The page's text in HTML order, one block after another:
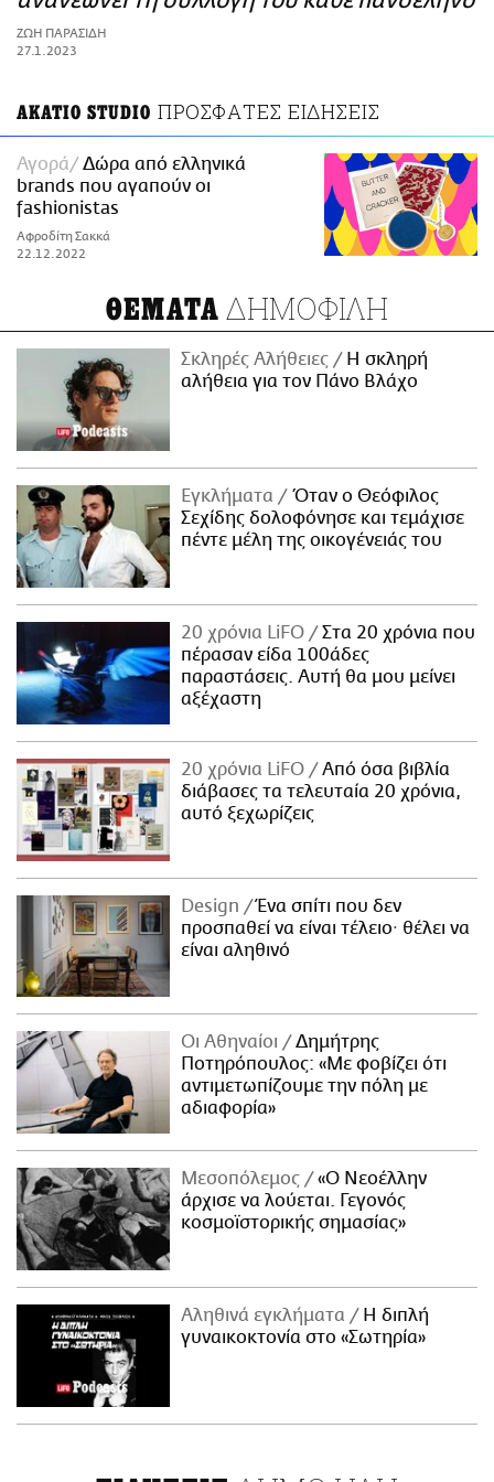
ΑΜΠΑ
PRINT
ΖΩΗ ΠΑΡΑΣΙΔΗ
27.1.2023
AKATIO STUDIO ΠΡΟΣΦΑΤΕΣ ΕΙΔΗΣΕΙΣ
Αγορά
Δώρα από ελληνικά
brands που αγαπούν οι
fashionistas
Αφροδίτη Σακκά
22.12.2022
ΘΕΜΑΤΑ ΔΗΜΟΦΙΛΗ
Σκληρές Αλήθειες
H σκληρή
αλήθεια για τον Πάνο Βλάχο
Εγκλήματα
Όταν ο Θεόφιλος
Σεχίδης δολοφόνησε και τεμάχισε
πέντε μέλη της οικογένειάς του
20 χρόνια LiFO
Στα 20 χρόνια που
πέρασαν είδα 100άδες
παραστάσεις. Αυτή θα μου μείνει
αξέχαστη
20 χρόνια LiFO
Από όσα βιβλία
διάβασες τα τελευταία 20 χρόνια,
αυτό ξεχωρίζεις
Design
Ένα σπίτι που δεν
προσπαθεί να είναι τέλειο· θέλει να
είναι αληθινό
Οι Αθηναίοι
Δημήτρης
Ποτηρόπουλος: «Με φοβίζει ότι
αντιμετωπίζουμε την πόλη με
αδιαφορία»
Μεσοπόλεμος
«Ο Νεοέλλην
άρχισε να λούεται. Γεγονός
κοσμοϊστορικής σημασίας»
Αληθινά εγκλήματα
Η διπλή
γυναικοκτονία στο «Σωτηρία»